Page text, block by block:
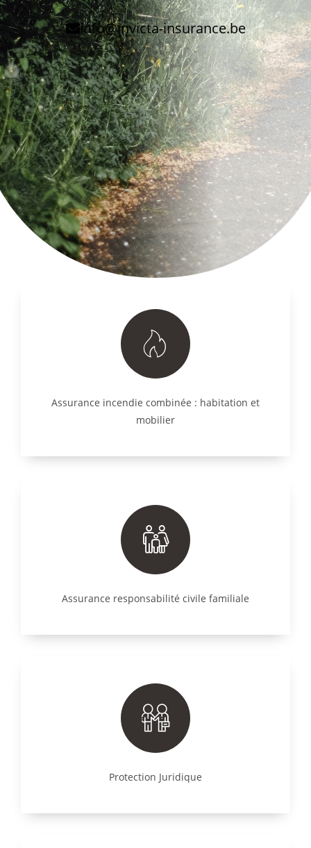
info@invicta-insurance.be
Assurance incendie combinée : habitation et
mobilier
Assurance responsabilité civile familiale
Protection Juridique